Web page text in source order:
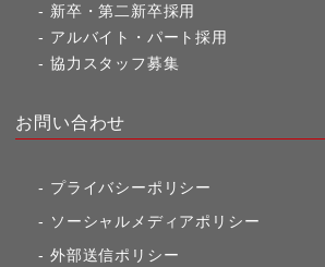
新卒・第二新卒採用
アルバイト・パート採用
協力スタッフ募集
お問い合わせ
プライバシーポリシー
ソーシャルメディアポリシー
外部送信ポリシー